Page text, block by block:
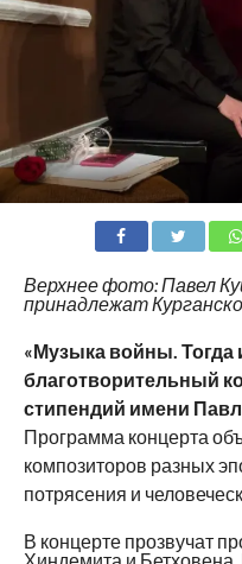
Верхнее фото: Павел
принадлежат
«Музыка войны. Тогда
благотворительный
стипендий имени
Программа концерта
композиторов разных
потрясения и
В концерте прозвучат
Хиндемита и